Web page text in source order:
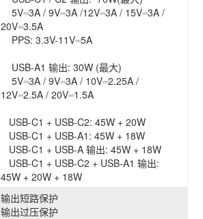
5V⎓3A / 9V⎓3A /12V⎓3A / 15V⎓3A /
20V⎓3.5A
PPS: 3.3V-11V⎓5A
USB-A1 输出: 30W (最大)
5V⎓3A / 9V⎓3A / 10V⎓2.25A /
12V⎓2.5A / 20V⎓1.5A
USB-C1 + USB-C2: 45W + 20W
USB-C1 + USB-A1: 45W + 18W
USB-C1 + USB-A 输出: 45W + 18W
USB-C1 + USB-C2 + USB-A1 输出:
45W + 20W + 18W
输出短路保护
输出过压保护